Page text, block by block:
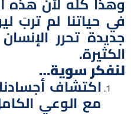
في حياتنا لم تربَ
جديدة تحرر
الكثيرة.
لنفكر سوية…
اكتشاف
مع الوعي